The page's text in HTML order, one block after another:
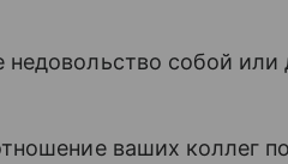
недовольство собой
ваших коллег